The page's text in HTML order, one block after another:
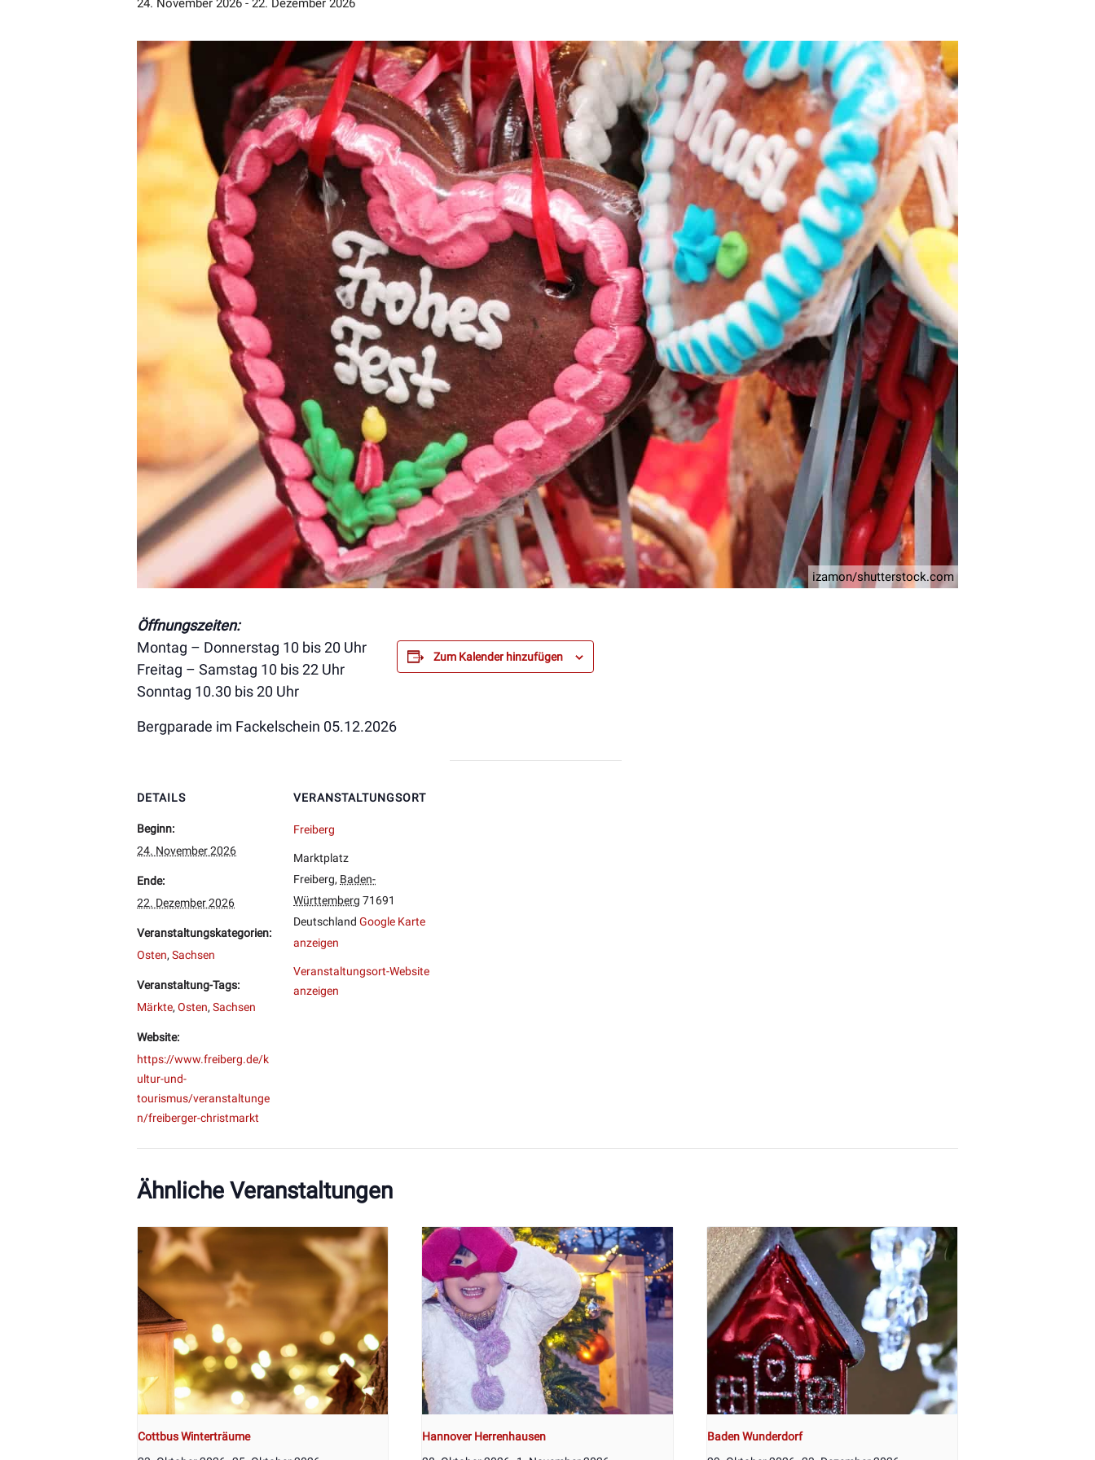
24. November 2026 - 22. Dezember 2026
izamon/shutterstock.com
Öffnungszeiten:
Montag – Donnerstag 10 bis 20 Uhr
Freitag – Samstag 10 bis 22 Uhr
Sonntag 10.30 bis 20 Uhr
Bergparade im Fackelschein 05.12.2026
Zum Kalender hinzufügen
DETAILS
Beginn:
24. November 2026
Ende:
22. Dezember 2026
Veranstaltungskategorien:
Osten, Sachsen
Veranstaltung-Tags:
Märkte, Osten, Sachsen
Website:
https://www.freiberg.de/k
ultur-und-
tourismus/veranstaltunge
n/freiberger-christmarkt
VERANSTALTUNGSORT
Freiberg
Marktplatz
Freiberg, Baden-
Württemberg 71691
Deutschland Google Karte
anzeigen
Veranstaltungsort-Website
anzeigen
Ähnliche Veranstaltungen
Cottbus Winterträume
Hannover Herrenhausen
Baden Wunderdorf